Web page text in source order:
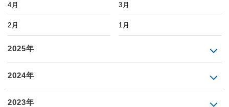
4月 3月
2月 1月
2025年
2024年
2023年